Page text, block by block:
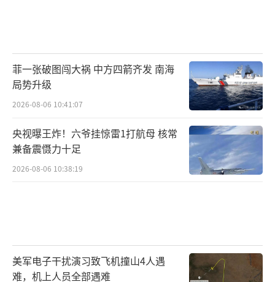
菲一张破图闯大祸 中方四箭齐发 南海
局势升级
2026-08-06 10:41:07
央视曝王炸！六爷挂惊雷1打航母 核常
兼备震慑力十足
2026-08-06 10:38:19
美军电子干扰演习致飞机撞山4人遇
难，机上人员全部遇难